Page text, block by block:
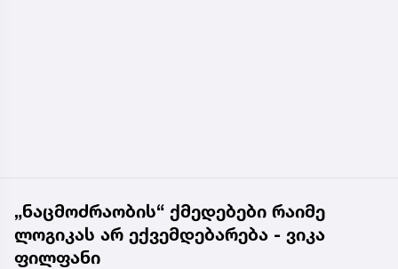
„ნაცმოძრაობის“ ქმედებები რაიმე
ლოგიკას არ ექვემდებარება - ვიკა
ფილფანი